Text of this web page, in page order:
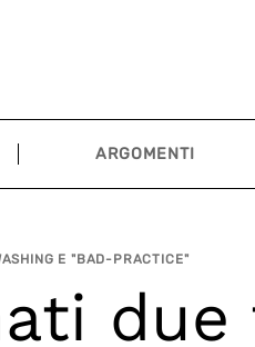
ARGOMENTI
E "BAD-PRACTICE"
due